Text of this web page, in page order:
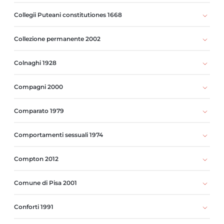
Collegii Puteani constitutiones 1668
Collezione permanente 2002
Colnaghi 1928
Compagni 2000
Comparato 1979
Comportamenti sessuali 1974
Compton 2012
Comune di Pisa 2001
Conforti 1991